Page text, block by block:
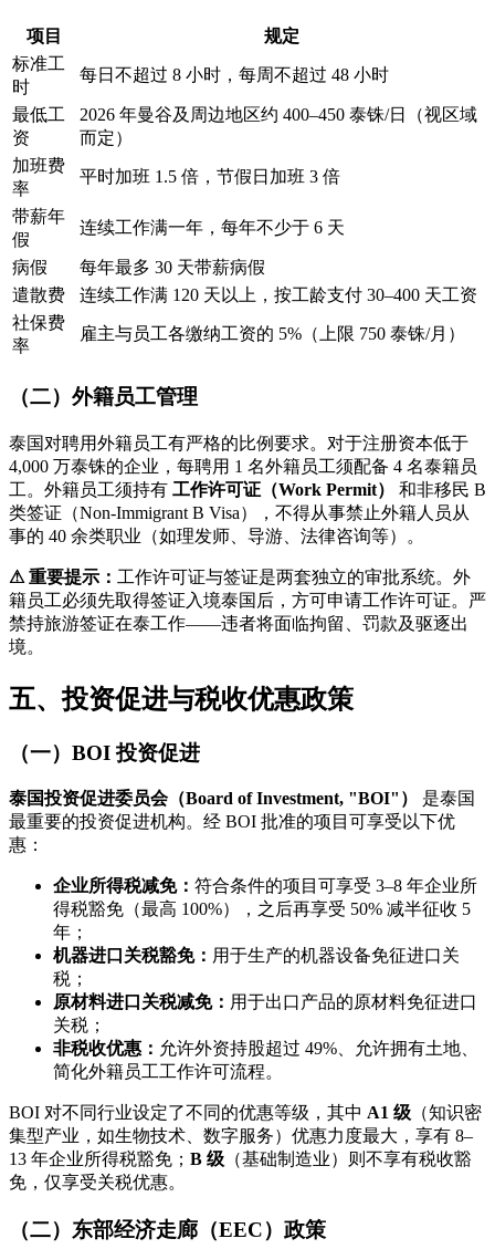
项目
规定
标准工
时
每日不超过 8 小时，每周不超过 48 小时
最低工
资
2026 年曼谷及周边地区约 400–450 泰铢/日（视区域
而定）
加班费
率
平时加班 1.5 倍，节假日加班 3 倍
带薪年
假
连续工作满一年，每年不少于 6 天
病假
每年最多 30 天带薪病假
遣散费
连续工作满 120 天以上，按工龄支付 30–400 天工资
社保费
率
雇主与员工各缴纳工资的 5%（上限 750 泰铢/月）
（二）外籍员工管理
泰国对聘用外籍员工有严格的比例要求。对于注册资本低于
4,000 万泰铢的企业，每聘用 1 名外籍员工须配备 4 名泰籍员
工。外籍员工须持有 工作许可证（Work Permit）
和非移民 B
类签证（Non-Immigrant B Visa），不得从事禁止外籍人员从
事的 40 余类职业（如理发师、导游、法律咨询等）。
⚠ 重要提示： 工作许可证与签证是两套独立的审批系统。外
籍员工必须先取得签证入境泰国后，方可申请工作许可证。严
禁持旅游签证在泰工作——违者将面临拘留、罚款及驱逐出
境。
五、投资促进与税收优惠政策
（一）BOI 投资促进
泰国投资促进委员会（Board of Investment, "BOI"）
是泰国
最重要的投资促进机构。经 BOI 批准的项目可享受以下优
惠：
企业所得税减免： 符合条件的项目可享受 3–8 年企业所
得税豁免（最高 100%），之后再享受 50% 减半征收 5
年；
机器进口关税豁免： 用于生产的机器设备免征进口关
税；
原材料进口关税减免： 用于出口产品的原材料免征进口
关税；
非税收优惠： 允许外资持股超过 49%、允许拥有土地、
简化外籍员工工作许可流程。
BOI 对不同行业设定了不同的优惠等级，其中 A1 级 （知识密
集型产业，如生物技术、数字服务）优惠力度最大，享有 8–
13 年企业所得税豁免； B 级 （基础制造业）则不享有税收豁
免，仅享受关税优惠。
（二）东部经济走廊（EEC）政策